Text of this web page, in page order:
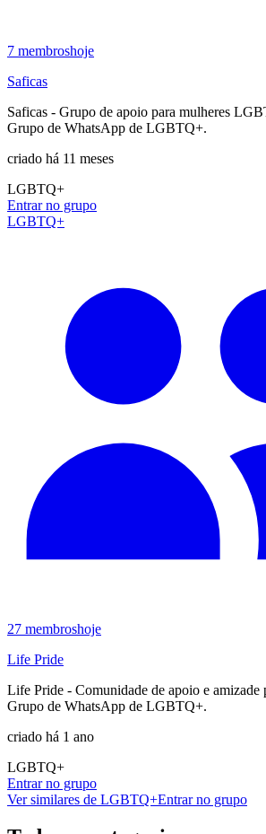
7 membroshoje
Saficas
Saficas - Grupo de apoio para mulheres
Grupo de WhatsApp de LGBTQ+.
criado há 11 meses
LGBTQ+
Entrar no grupo
LGBTQ+
27 membroshoje
Life Pride
Life Pride - Comunidade de apoio e
Grupo de WhatsApp de LGBTQ+.
criado há 1 ano
LGBTQ+
Entrar no grupo
Ver similares de LGBTQ+Entrar no grupo